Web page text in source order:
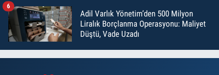
Adil Varlık Yönetim’den 500 Milyon
Liralık Borçlanma Operasyonu: Maliyet
Düştü, Vade Uzadı
6